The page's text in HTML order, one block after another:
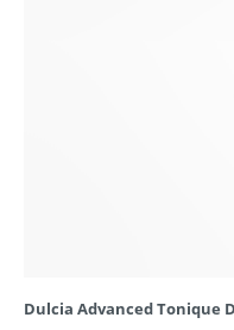
Dulcia Advanced Tonique